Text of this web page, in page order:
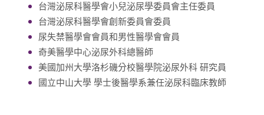
台灣泌尿科醫學會小兒泌尿學委員會主任委員
台灣泌尿科醫學會創新委員會委員
尿失禁醫學會會員和男性醫學會會員
奇美醫學中心泌尿外科總醫師
美國加州大學洛杉磯分校醫學院泌尿外科 研究員
國立中山大學 學士後醫學系兼任泌尿科臨床教師